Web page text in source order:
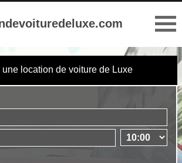
une location de voiture de Luxe